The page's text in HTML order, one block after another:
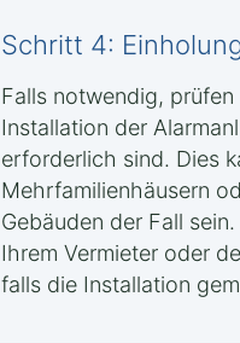
Schritt 4:
Falls notwendig,
Installation der
erforderlich sind. Dies
Mehrfamilienhäusern
Gebäuden der Fall
Ihrem Vermieter oder
falls die Installation